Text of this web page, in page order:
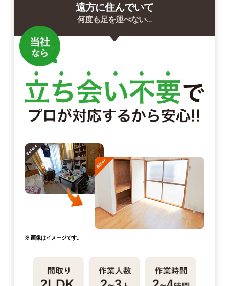
遠方に住んでいて
何度も足を運べない…
※ 画像はイメージです。